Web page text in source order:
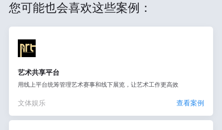
您可能也会喜欢这些案例：
艺术共享平台
用线上平台统筹管理艺术赛事和线下展览，让艺术工作更高效
文体娱乐 查看案例